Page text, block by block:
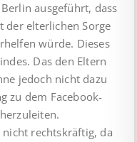
ausgeführt, dass
der elterlichen Sorge
würde. Dieses
Das den Eltern
jedoch nicht dazu
zu dem Facebook-
rechtskräftig, da